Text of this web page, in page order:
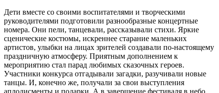
Дети вместе со своими воспитателями и творческими
руководителями подготовили разнообразные концертные
номера. Они пели, танцевали, рассказывали стихи. Яркие
сценические костюмы, искреннее старание маленьких
артистов, улыбки на лицах зрителей создавали по-настоящему
праздничную атмосферу. Приятным дополнением к
мероприятию стал парад любимых сказочных героев.
Участники конкурса отгадывали загадки, разучивали новые
танцы. И, конечно же, получали за свои выступления
аплодисменты и подарки. А в завершение фестиваля в небо